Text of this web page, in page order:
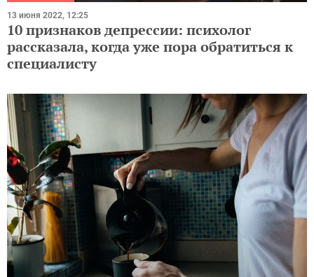
13 июня 2022, 12:25
10 признаков депрессии: психолог
рассказала, когда уже пора обратиться к
специалисту